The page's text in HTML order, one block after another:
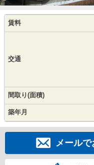
賃料
交通
間取り(面積)
築年月
メール